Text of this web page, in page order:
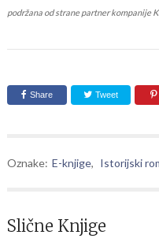
podržana od strane partner kompanije
Share Tweet
Oznake: E-knjige, Istorijski
Slične Knjige